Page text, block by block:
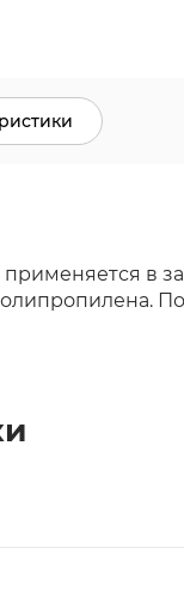
применяется в